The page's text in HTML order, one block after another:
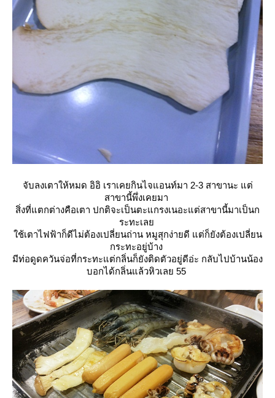
จับลงเตาให้หมด อิอิ เราเคยกินไจแอนท์มา 2-3 สาขานะ แต่
สาขานี้พึ่งเคยมา
สิ่งที่แตกต่างคือเตา ปกติจะเป็นตะแกรงเนอะแต่สาขานี้มาเป็นก
ระทะเล
ช้เตาไฟฟ้าก็ดีไม่ต้องเปลี่ยนถ่าน หมูสุกง่ายดี แต่ก็ยังต้องเปลี่ยน
กระทะอยู่บ้าง
มีท่อดูดควันจ่อที่กระทะแต่กลิ่นก็ยังติดตัวอยู่ดีอ่ะ กลับไปบ้านน้อง
บอกได้กลิ่นแล้วหิวเลย 55